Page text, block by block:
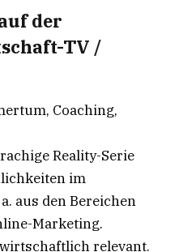
der
TV /
Coaching,
Reality-Serie
im
aus den Bereichen
Marketing.
relevant.